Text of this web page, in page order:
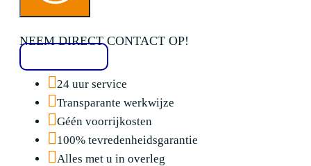
NEEM DIRECT CONTACT OP!
24 uur service
Transparante werkwijze
Géén voorrijkosten
100% tevredenheidsgarantie
Alles met u in overleg